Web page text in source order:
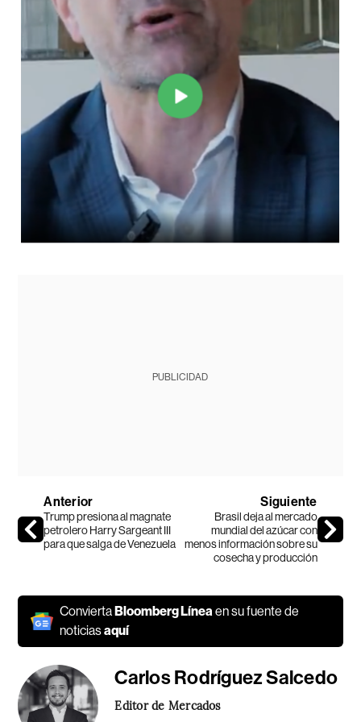
PUBLICIDAD
Anterior
Trump presiona al magnate
petrolero Harry Sargeant III
para que salga de Venezuela
Siguiente
Brasil deja al mercado
mundial del azúcar con
menos información sobre su
cosecha y producción
ConviertaBloomberg Líneaen su fuente de
noticiasaquí
Carlos Rodríguez Salcedo
Editor de Mercados